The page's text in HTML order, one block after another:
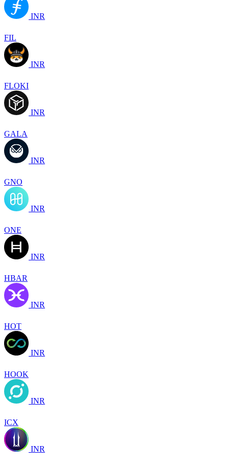
INR
FIL
INR
FLOKI
INR
GALA
INR
GNO
INR
ONE
INR
HBAR
INR
HOT
INR
HOOK
INR
ICX
INR